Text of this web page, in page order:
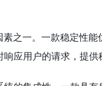
之一。一款稳定性能
应用户的请求，提供